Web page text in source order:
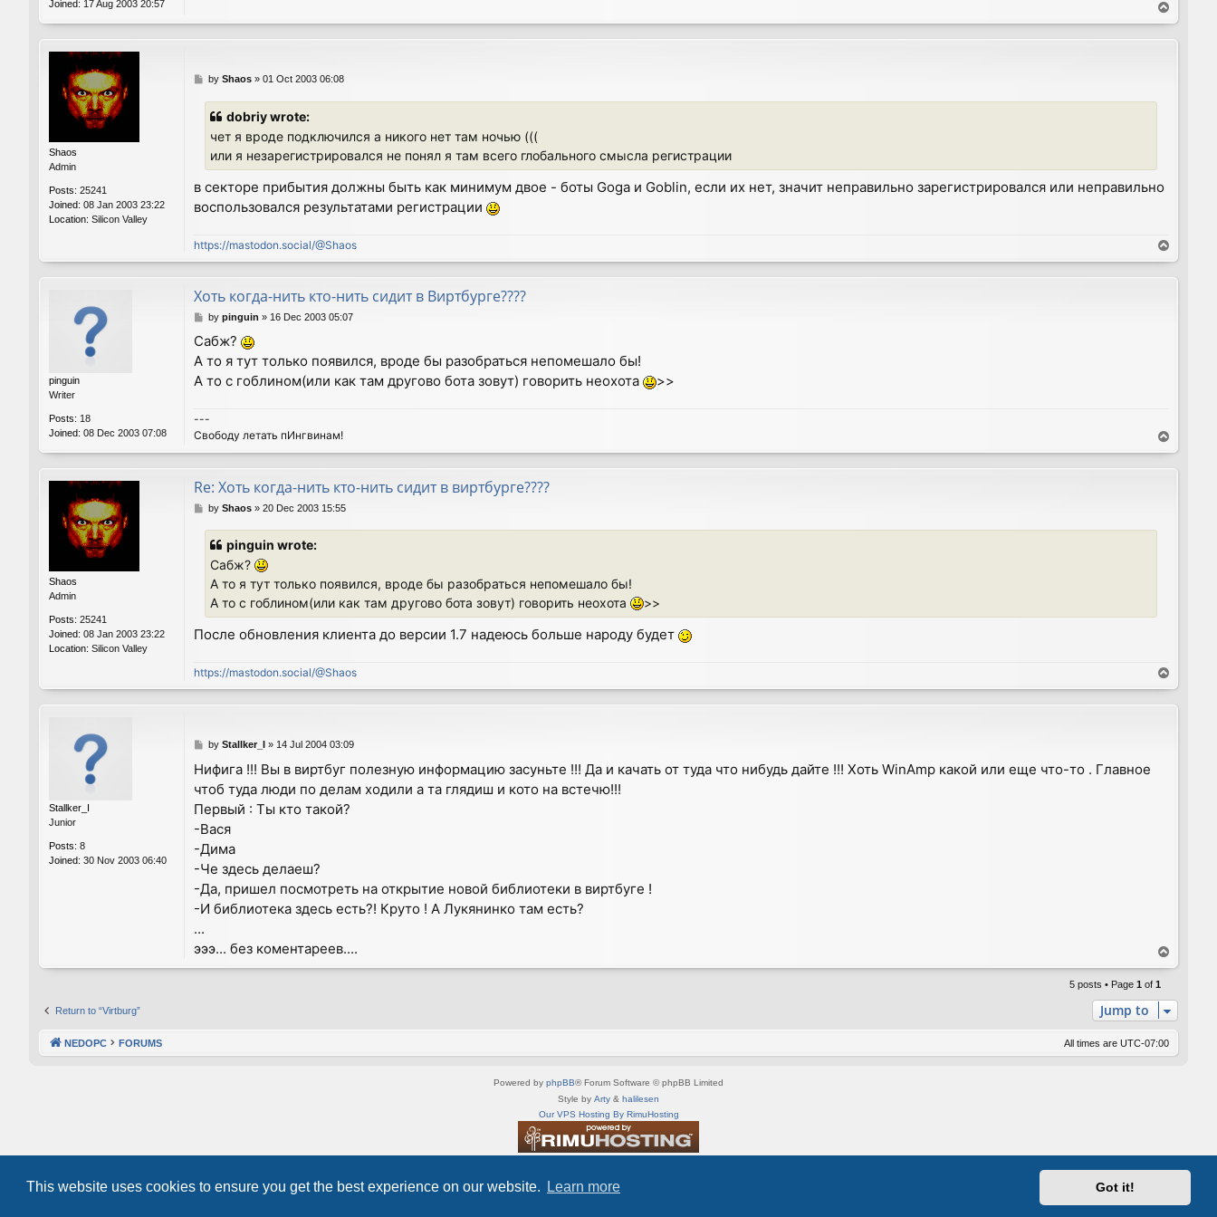
This website uses cookies to ensure you get the best experience on our website. Learn more Got it!
Joined: 17 Aug 2003 20:57
o
p
Shaos
Admin
Posts: 25241
Joined: 08 Jan 2003 23:22
Location: Silicon Valley
Pby Shaos» 01 Oct 2003 06:08
dobriy wrote:
чет я вроде подключился а никого нет там ночью (((
или я незарегистрировался не понял я там всего глобального смысла регистрации
в секторе прибытия должны быть как минимум двое - боты Goga и Goblin, если их нет, значит неправильно зарегистрировался или неправильно
воспользовался результатами регистрации
https://mastodon.social/@Shaos
o
p
pinguin
Writer
Posts: 18
Joined: 08 Dec 2003 07:08
Хоть когда-нить кто-нить сидит в Виртбурге????
P
s
t
by pinguin » 16 Dec 2003 05:07
Сабж?
А то я тут только появился, вроде бы разобраться непомешало бы!
А то с гоблином(или как там другово бота зовут) говорить неохота
>>
---
Свободу летать пИнгвинам!
o
p
Shaos
Admin
Posts: 25241
Joined: 08 Jan 2003 23:22
Location: Silicon Valley
Re: Хоть когда-нить кто-нить сидит в виртбурге????
Pby Shaos» 20 Dec 2003 15:55
pinguin wrote:
Сабж?
А то я тут только появился, вроде бы разобраться непомешало бы!
А то с гоблином(или как там другово бота зовут) говорить неохота
>>
После обновления клиента до версии 1.7 надеюсь больше народу будет
https://mastodon.social/@Shaos
o
p
Stallker_I
Junior
Posts: 8
Joined: 30 Nov 2003 06:40
P
s
t
by Stallker_I » 14 Jul 2004 03:09
Нифига !!! Вы в виртбуг полезную информацию засуньте !!! Да и качать от туда что нибудь дайте !!! Хоть WinAmp какой или еще что-то . Главное
чтоб туда люди по делам ходили а та глядиш и кото на встечю!!!
Первый : Ты кто такой?
-Вася
-Дима
-Че здесь делаеш?
-Да, пришел посмотреть на открытие новой библиотеки в виртбуге !
-И библиотека здесь есть?! Круто ! А Лукянинко там есть?
...
эээ... без коментареев....
o
5 posts • Page 1 of 1
Return to “Virtburg” Jump to
NEDOPC FORUMS All times are UTC-07:00
Powered by phpBB® Forum Software © phpBB Limited
Style by Arty & halilesen
Our VPS Hosting By RimuHosting
Privacy|Terms